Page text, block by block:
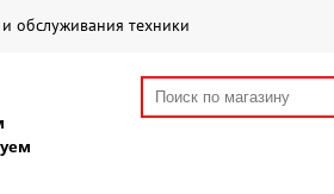
обслуживания техники